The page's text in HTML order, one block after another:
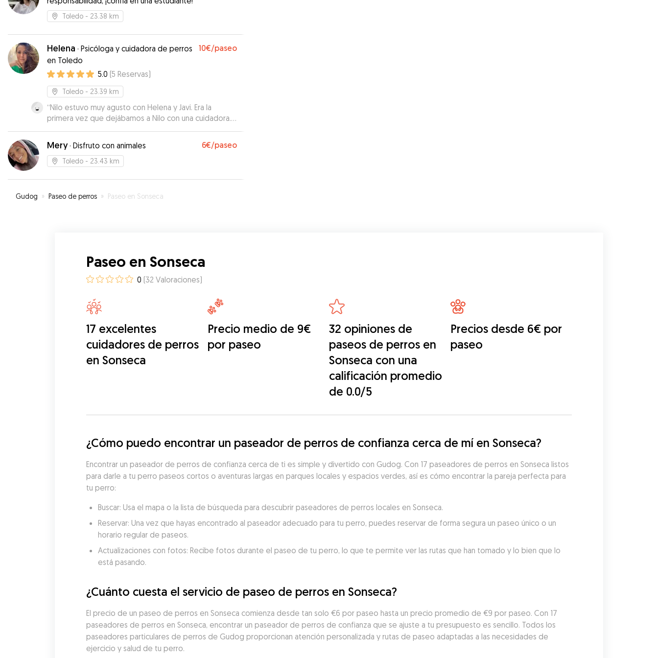
Toledo - 23.38 km
Helena · Psicóloga y cuidadora de perros
en Toledo
10€/paseo
5.0 (5 Reservas)
Toledo - 23.39 km
“Nilo estuvo muy agusto con Helena y Javi. Era la
primera vez que dejábamos a Nilo con una cuidadora.
Si alguna vez volvemos a Toledo la dejaremos con
ellos sin pensarlo. Muchas gracias por todo.🥰”
Mery· Disfruto con animales 6€/paseo
Toledo - 23.43 km
Gudog » Paseo de perros » Paseo en Sonseca
Paseo en Sonseca
0 (32 Valoraciones)
17 excelentes
cuidadores de perros
en Sonseca
Precio medio de 9€
por paseo
32 opiniones de
paseos de perros en
Sonseca con una
calificación promedio
de 0.0/5
Precios desde 6€ por
paseo
¿Cómo puedo encontrar un paseador de perros de confianza cerca de mí en Sonseca?
Encontrar un paseador de perros de confianza cerca de ti es simple y divertido con Gudog. Con 17 paseadores de perros en Sonseca listos
para darle a tu perro paseos cortos o aventuras largas en parques locales y espacios verdes, así es cómo encontrar la pareja perfecta para
tu perro:
Buscar: Usa el mapa o la lista de búsqueda para descubrir paseadores de perros locales en Sonseca.
Reservar: Una vez que hayas encontrado al paseador adecuado para tu perro, puedes reservar de forma segura un paseo único o un
horario regular de paseos.
Actualizaciones con fotos: Recibe fotos durante el paseo de tu perro, lo que te permite ver las rutas que han tomado y lo bien que lo
está pasando.
¿Cuánto cuesta el servicio de paseo de perros en Sonseca?
El precio de un paseo de perros en Sonseca comienza desde tan solo €6 por paseo hasta un precio promedio de €9 por paseo. Con 17
paseadores de perros en Sonseca, encontrar un paseador de perros de confianza que se ajuste a tu presupuesto es sencillo. Todos los
paseadores particulares de perros de Gudog proporcionan atención personalizada y rutas de paseo adaptadas a las necesidades de
ejercicio y salud de tu perro.